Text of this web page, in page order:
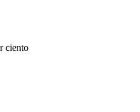
ciento